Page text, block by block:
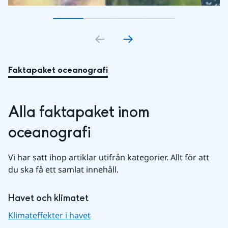
Gå till bildkort1
Gå till bildkort2
Gå till bildkort3
Gå till bildkort
Faktapaket oceanografi
Alla faktapaket inom
oceanografi
Vi har satt ihop artiklar utifrån kategorier. Allt för att
du ska få ett samlat innehåll.
Havet och klimatet
Klimateffekter i havet